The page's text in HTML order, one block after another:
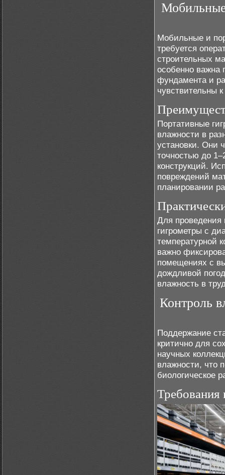
Мобильные и
требуется
строительных
особенно важна
фундамента и
чувствительны к
Портативные
влажности в
установки. Они
точностью до
конструкций.
повреждений
планировании
Для проведения
гигрометры с
температурной
важно
помещениях с
дождливой
влажность в
Контроль
Поддержание
критично для
научных
влажности, что
биологическое
Требования